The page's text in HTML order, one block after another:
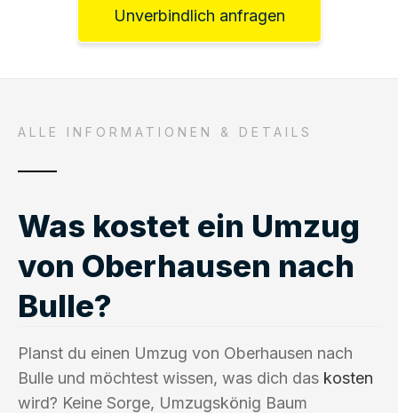
Unverbindlich anfragen
ALLE INFORMATIONEN & DETAILS
Was kostet ein Umzug
von Oberhausen nach
Bulle?
Planst du einen Umzug von Oberhausen nach
Bulle und möchtest wissen, was dich das kosten
wird? Keine Sorge, Umzugskönig Baum